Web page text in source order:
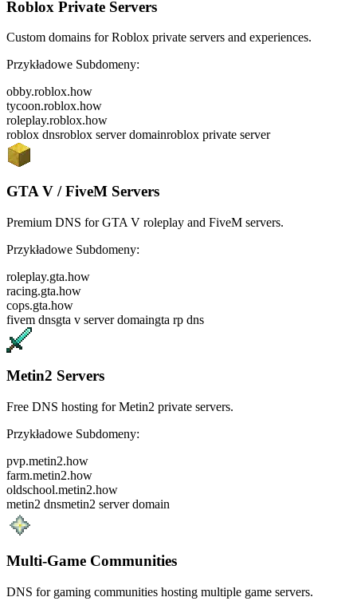
Roblox Private Servers
Custom domains for Roblox private servers and experiences.
Przykładowe Subdomeny:
obby.roblox.how
tycoon.roblox.how
roleplay.roblox.how
roblox dnsroblox server domainroblox private server
GTA V / FiveM Servers
Premium DNS for GTA V roleplay and FiveM servers.
Przykładowe Subdomeny:
roleplay.gta.how
racing.gta.how
cops.gta.how
fivem dnsgta v server domaingta rp dns
Metin2 Servers
Free DNS hosting for Metin2 private servers.
Przykładowe Subdomeny:
pvp.metin2.how
farm.metin2.how
oldschool.metin2.how
metin2 dnsmetin2 server domain
Multi-Game Communities
DNS for gaming communities hosting multiple game servers.